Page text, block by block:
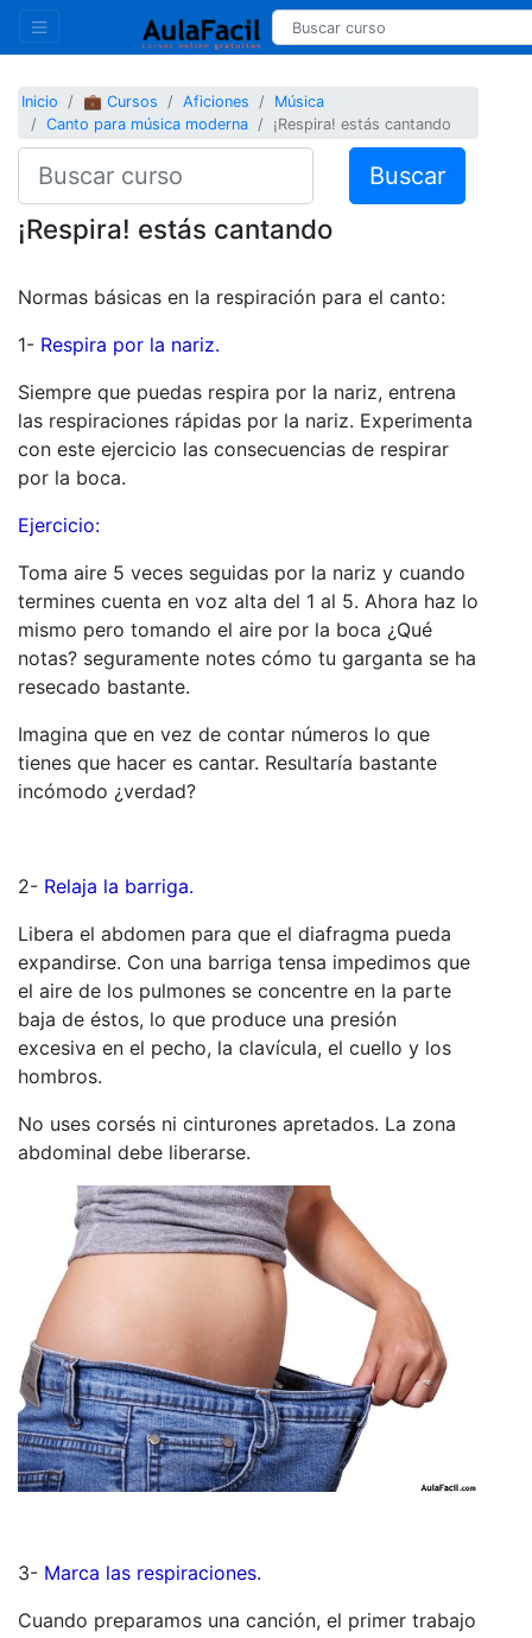
Inicio 💼 Cursos Aficiones
Música
Canto para música moderna
¡Respira! estás cantando
Buscar
¡Respira! estás cantando
Normas básicas en la respiración para el canto:
1- Respira por la nariz.
Siempre que puedas respira por la nariz, entrena
las respiraciones rápidas por la nariz. Experimenta
con este ejercicio las consecuencias de respirar
por la boca.
Ejercicio:
Toma aire 5 veces seguidas por la nariz y cuando
termines cuenta en voz alta del 1 al 5. Ahora haz lo
mismo pero tomando el aire por la boca ¿Qué
notas? seguramente notes cómo tu garganta se ha
resecado bastante.
Imagina que en vez de contar números lo que
tienes que hacer es cantar. Resultaría bastante
incómodo ¿verdad?
2- Relaja la barriga.
Libera el abdomen para que el diafragma pueda
expandirse. Con una barriga tensa impedimos que
el aire de los pulmones se concentre en la parte
baja de éstos, lo que produce una presión
excesiva en el pecho, la clavícula, el cuello y los
hombros.
No uses corsés ni cinturones apretados. La zona
abdominal debe liberarse.
3- Marca las respiraciones.
Cuando preparamos una canción, el primer trabajo